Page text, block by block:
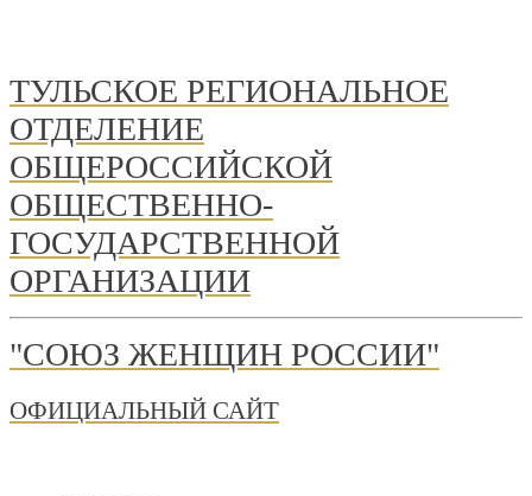
ТУЛЬСКОЕ РЕГИОНАЛЬНОЕ
ОТДЕЛЕНИЕ
ОБЩЕРОССИЙСКОЙ
ОБЩЕСТВЕННО-
ГОСУДАРСТВЕННОЙ
ОРГАНИЗАЦИИ
"СОЮЗ ЖЕНЩИН РОССИИ"
ОФИЦИАЛЬНЫЙ САЙТ